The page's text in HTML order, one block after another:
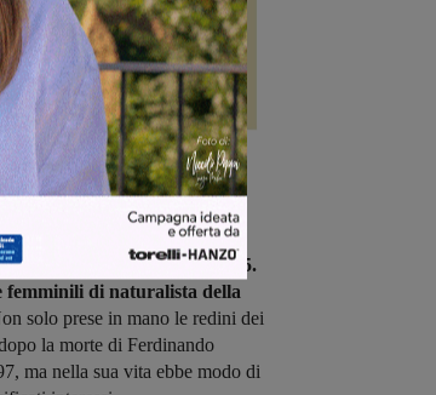
il 3 febbraio del 1835.
di naturalista della
solo prese in mano le redini dei
la morte di Ferdinando
ma nella sua vita ebbe modo di